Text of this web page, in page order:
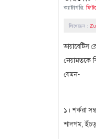
ক্যাটাগরি:
লিখেছেন :
নেয়ামতকে
যেমন-
১। শর্করা
শালগম,